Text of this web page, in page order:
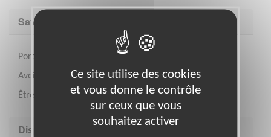
Savoir être & compétences
Porter les valeurs de l'association
Avoir l'esprit ouvert
Être communicant
Disponibilité demandée
Ce site utilise des cookies
et vous donne le contrôle
sur ceux que vous
souhaitez activer